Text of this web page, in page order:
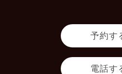
予約す
電話す